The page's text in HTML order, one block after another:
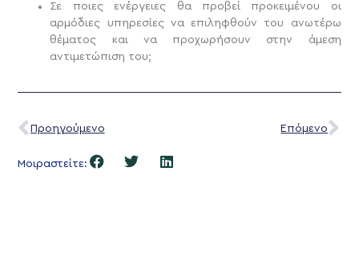
Σε ποιες ενέργειες θα προβεί προκειμένου οι
αρμόδιες υπηρεσίες να επιληφθούν του ανωτέρω
θέματος και να προχωρήσουν στην άμεση
αντιμετώπιση του;
Προηγούμενο Επόμενο
Μοιραστείτε: